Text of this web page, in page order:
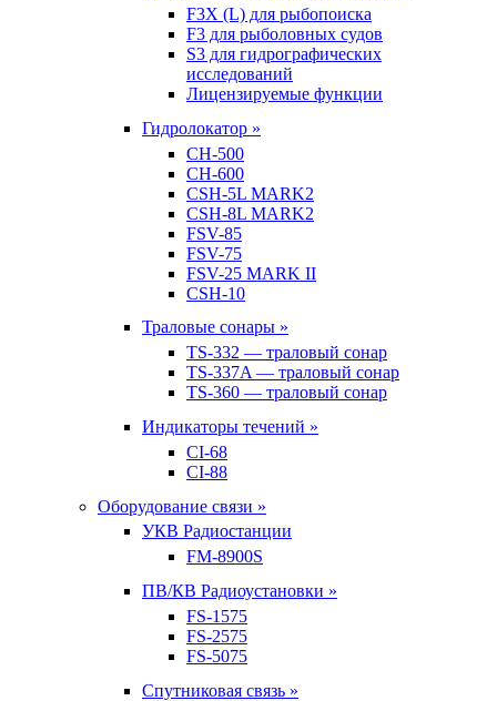
F3X (L) для рыбопоиска
F3 для рыболовных судов
S3 для гидрографических
исследований
Лицензируемые функции
Гидролокатор »
CH-500
CH-600
CSH-5L MARK2
CSH-8L MARK2
FSV-85
FSV-75
FSV-25 MARK II
CSH-10
Траловые сонары »
TS-332 — траловый сонар
TS-337A — траловый сонар
TS-360 — траловый сонар
Индикаторы течений »
CI-68
CI-88
Оборудование связи »
УКВ Радиостанции
FM-8900S
ПВ/КВ Радиоустановки »
FS-1575
FS-2575
FS-5075
Спутниковая связь »